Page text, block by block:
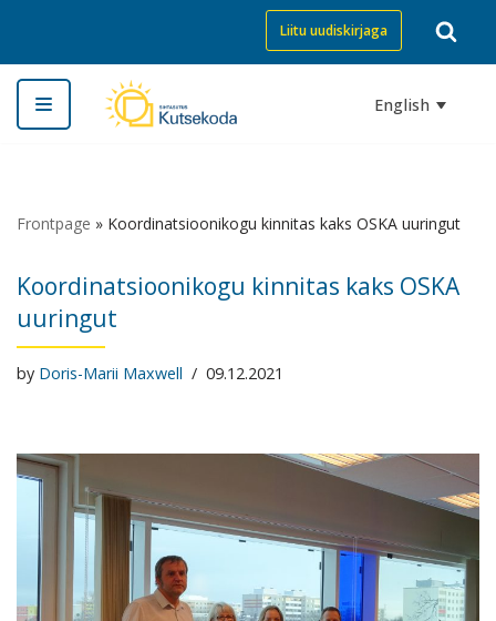
Skip
to
content
Liitu uudiskirjaga
English
Frontpage » Koordinatsioonikogu kinnitas kaks OSKA uuringut
Koordinatsioonikogu kinnitas kaks OSKA
uuringut
by Doris-Marii Maxwell 09.12.2021